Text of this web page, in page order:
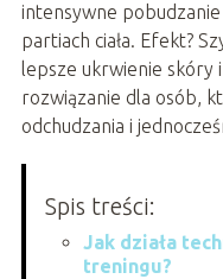
intensywne
partiach ciała. Efekt?
lepsze ukrwienie skóry
rozwiązanie dla osób,
odchudzania i
Spis treści:
Jak działa
treningu?